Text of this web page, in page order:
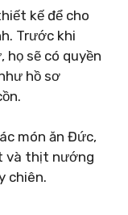
kế để cho
Trước khi
họ sẽ có quyền
hồ sơ
món ăn Đức,
và thịt nướng
chiên.